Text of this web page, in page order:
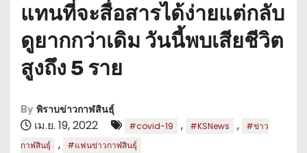
แทนที่จะสื่อสารได้ง่ายแต่กลับ
ดูยากกว่าเดิม วันนี้พบเสียชีวิต
สูงถึง 5 ราย
By พิราบข่าวกาฬสินธุ์
เม.ย. 19, 2022 #covid-19 , #KSNews ,
#ข่าว
กาฬสินธุ์
, #แฟนข่าวกาฬสินธุ์